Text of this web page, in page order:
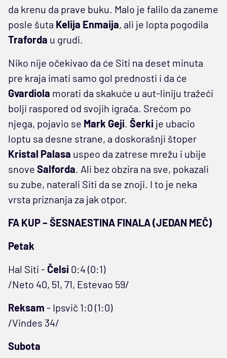
da krenu da prave buku. Malo je falilo da zaneme
posle šuta Kelija Enmaija, ali je lopta pogodila
Traforda u grudi.
Niko nije očekivao da će Siti na deset minuta
pre kraja imati samo gol prednosti i da će
Gvardiola morati da skakuće u aut-liniju tražeći
bolji raspored od svojih igrača. Srećom po
njega, pojavio se Mark Geji. Šerki je ubacio
loptu sa desne strane, a doskorašnji štoper
Kristal Palasa uspeo da zatrese mrežu i ubije
snove Salforda. Ali bez obzira na sve, pokazali
su zube, naterali Siti da se znoji. I to je neka
vrsta priznanja za jak otpor.
FA KUP – ŠESNAESTINA FINALA (JEDAN MEČ)
Petak
Hal Siti - Čelsi 0:4 (0:1)
/Neto 40, 51, 71, Estevao 59/
Reksam - Ipsvič 1:0 (1:0)
/Vindes 34/
Subota